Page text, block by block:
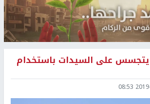
على السيدات باستخدام
2019-